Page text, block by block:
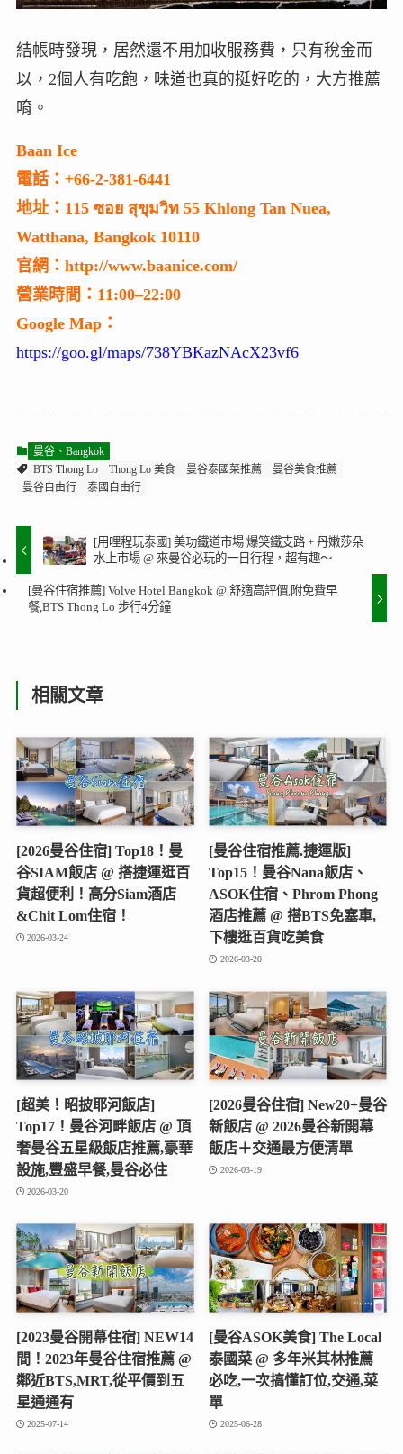
結帳時發現，居然還不用加收服務費，只有稅金而
以，2個人有吃飽，味道也真的挺好吃的，大方推薦
唷。
Baan Ice
電話：+66-2-381-6441
地址：115 ซอย สุขุมวิท 55 Khlong Tan Nuea,
Watthana, Bangkok 10110
官網：http://www.baanice.com/
營業時間：11:00–22:00
Google Map：
https://goo.gl/maps/738YBKazNAcX23vf6
曼谷、Bangkok
BTS Thong Lo
Thong Lo 美食 曼谷泰國菜推薦
曼谷美食推薦
曼谷自由行
泰國自由行
[用哩程玩泰國] 美功鐵道市場 爆笑鐵支路 + 丹嫩莎朵
水上市場 @ 來曼谷必玩的一日行程，超有趣～
[曼谷住宿推薦] Volve Hotel Bangkok @ 舒適高評價,附免費早
餐,BTS Thong Lo 步行4分鐘
相關文章
[2026曼谷住宿] Top18！曼
谷SIAM飯店 @ 搭捷運逛百
貨超便利！高分Siam酒店
&Chit Lom住宿！
2026-03-24
[曼谷住宿推薦.捷運版]
Top15！曼谷Nana飯店、
ASOK住宿、Phrom Phong
酒店推薦 @ 搭BTS免塞車,
下樓逛百貨吃美食
2026-03-20
[超美！昭披耶河飯店]
Top17！曼谷河畔飯店 @ 頂
奢曼谷五星級飯店推薦,豪華
設施,豐盛早餐,曼谷必住
2026-03-20
[2026曼谷住宿] New20+曼谷
新飯店 @ 2026曼谷新開幕
飯店＋交通最方便清單
2026-03-19
[2023曼谷開幕住宿] NEW14
間！2023年曼谷住宿推薦 @
鄰近BTS,MRT,從平價到五
星通通有
2025-07-14
[曼谷ASOK美食] The Local
泰國菜 @ 多年米其林推薦
必吃,一次搞懂訂位,交通,菜
單
2025-06-28